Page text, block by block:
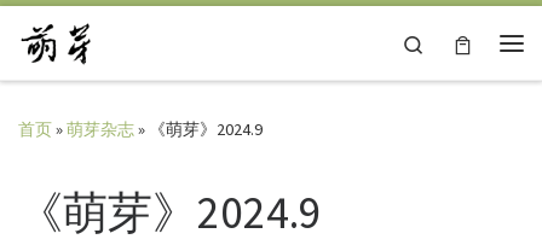
Skip to content
Search
首页»萌芽杂志» 《萌芽》2024.9
《萌芽》2024.9